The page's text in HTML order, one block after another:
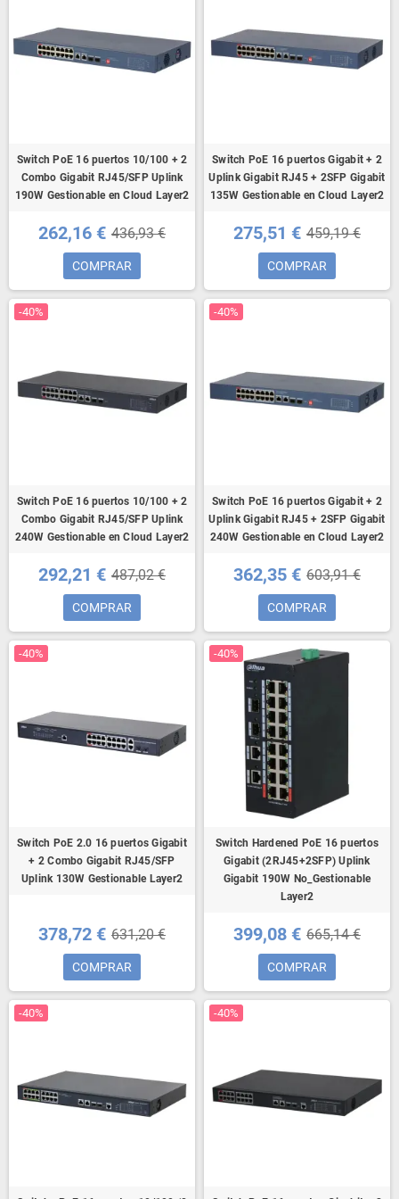
Switch PoE 16 puertos 10/100 + 2
Combo Gigabit RJ45/SFP Uplink
190W Gestionable en Cloud Layer2
262,16 € 436,93 €
COMPRAR
Switch PoE 16 puertos Gigabit + 2
Uplink Gigabit RJ45 + 2SFP Gigabit
135W Gestionable en Cloud Layer2
275,51 € 459,19 €
COMPRAR
-40%
Switch PoE 16 puertos 10/100 + 2
Combo Gigabit RJ45/SFP Uplink
240W Gestionable en Cloud Layer2
292,21 € 487,02 €
COMPRAR
-40%
Switch PoE 16 puertos Gigabit + 2
Uplink Gigabit RJ45 + 2SFP Gigabit
240W Gestionable en Cloud Layer2
362,35 € 603,91 €
COMPRAR
-40%
Switch PoE 2.0 16 puertos Gigabit
+ 2 Combo Gigabit RJ45/SFP
Uplink 130W Gestionable Layer2
378,72 € 631,20 €
COMPRAR
-40%
Switch Hardened PoE 16 puertos
Gigabit (2RJ45+2SFP) Uplink
Gigabit 190W No_Gestionable
Layer2
399,08 € 665,14 €
COMPRAR
-40% -40%